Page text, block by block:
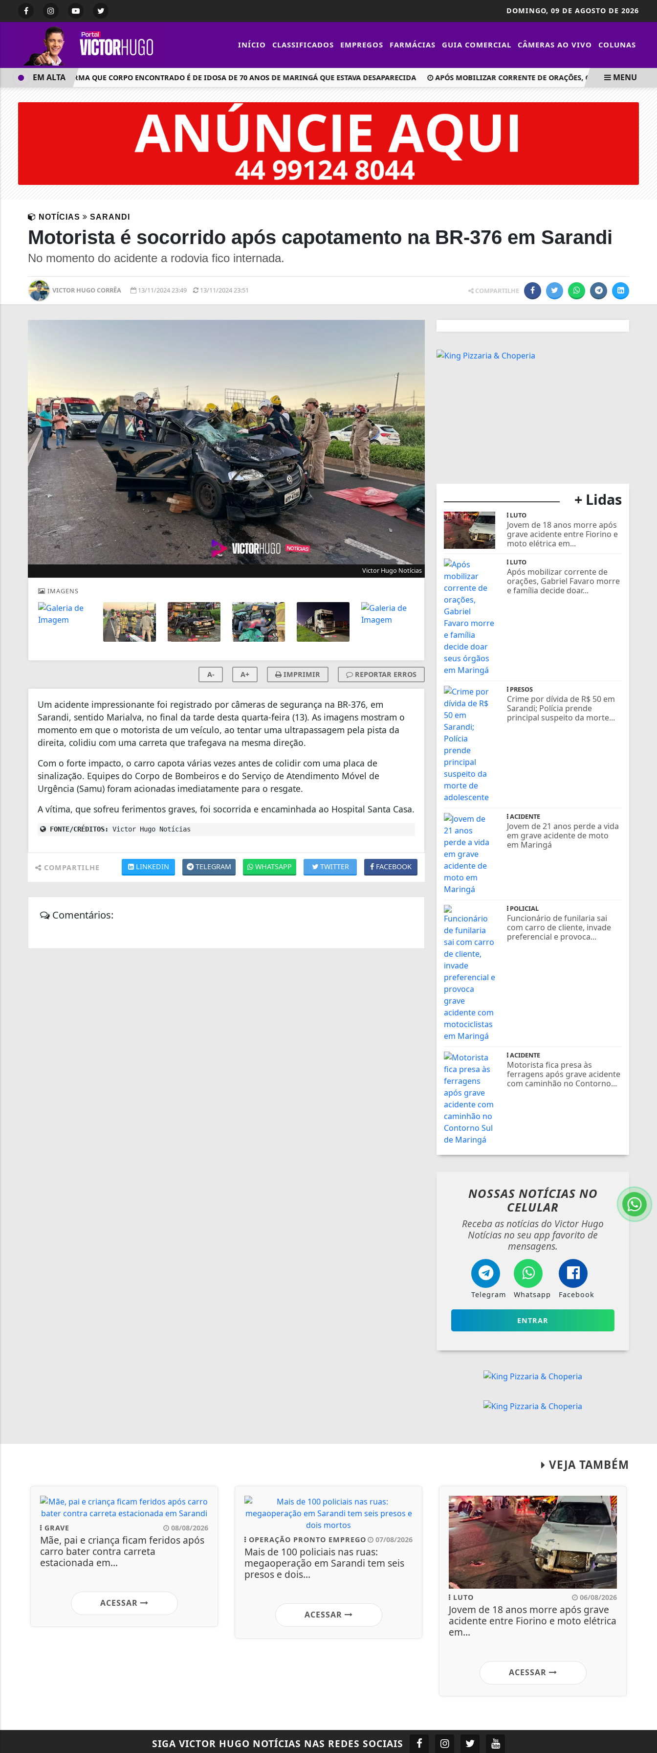
DOMINGO, 09 DE AGOSTO DE 2026
INÍCIO CLASSIFICADOS EMPREGOS FARMÁCIAS GUIA COMERCIAL CÂMERAS AO VIVO COLUNAS
IML CONFIRMA QUE CORPO ENCONTRADO É DE IDOSA DE 70 ANOS DE MARINGÁ QUE ESTAVA DESAPARECIDA APÓS MOBILIZAR CORRENTE DE ORAÇÕES, GABRIEL FAVARO
EM ALTA MENU
NOTÍCIAS SARANDI
Motorista é socorrido após capotamento na BR-376 em Sarandi
No momento do acidente a rodovia fico internada.
VICTOR HUGO CORRÊA 13/11/2024 23:49 13/11/2024 23:51 COMPARTILHE
Victor Hugo Notícias
IMAGENS
A- A+ IMPRIMIR REPORTAR ERROS
Um acidente impressionante foi registrado por câmeras de segurança na BR-376, em
Sarandi, sentido Marialva, no final da tarde desta quarta-feira (13). As imagens mostram o
momento em que o motorista de um veículo, ao tentar uma ultrapassagem pela pista da
direita, colidiu com uma carreta que trafegava na mesma direção.
Com o forte impacto, o carro capota várias vezes antes de colidir com uma placa de
sinalização. Equipes do Corpo de Bombeiros e do Serviço de Atendimento Móvel de
Urgência (Samu) foram acionadas imediatamente para o resgate.
A vítima, que sofreu ferimentos graves, foi socorrida e encaminhada ao Hospital Santa Casa.
FONTE/CRÉDITOS: Victor Hugo Notícias
COMPARTILHE FACEBOOK
TWITTER
WHATSAPP
TELEGRAM
LINKEDIN
Comentários:
+ Lidas
LUTO
Jovem de 18 anos morre após
grave acidente entre Fiorino e
moto elétrica em...
LUTO
Após mobilizar corrente de
orações, Gabriel Favaro morre
e família decide doar...
PRESOS
Crime por dívida de R$ 50 em
Sarandi; Polícia prende
principal suspeito da morte...
ACIDENTE
Jovem de 21 anos perde a vida
em grave acidente de moto
em Maringá
POLICIAL
Funcionário de funilaria sai
com carro de cliente, invade
preferencial e provoca...
ACIDENTE
Motorista fica presa às
ferragens após grave acidente
com caminhão no Contorno...
NOSSAS NOTÍCIAS NO
CELULAR
Receba as notícias do Victor Hugo
Notícias no seu app favorito de
mensagens.
Telegram Whatsapp Facebook
ENTRAR
VEJA TAMBÉM
GRAVE 08/08/2026
Mãe, pai e criança ficam feridos após
carro bater contra carreta
estacionada em...
ACESSAR
OPERAÇÃO PRONTO EMPREGO 07/08/2026
Mais de 100 policiais nas ruas:
megaoperação em Sarandi tem seis
presos e dois...
ACESSAR
LUTO 06/08/2026
Jovem de 18 anos morre após grave
acidente entre Fiorino e moto elétrica
em...
ACESSAR
SIGA VICTOR HUGO NOTÍCIAS NAS REDES SOCIAIS